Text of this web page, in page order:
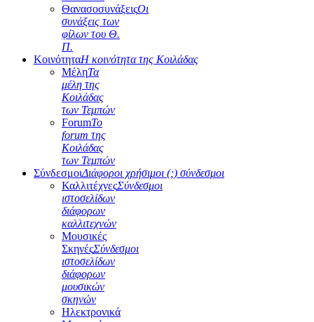
ΘανασοσυνάξειςΟι
συνάξεις των
φίλων του Θ.
Π.
ΚοινότηταΗ κοινότητα της Κοιλάδας
ΜέληΤα
μέλη της
Κοιλάδας
των Τεμπών
ForumΤο
forum της
Κοιλάδας
των Τεμπών
ΣύνδεσμοιΔιάφοροι χρήσιμοι (;) σύνδεσμοι
ΚαλλιτέχνεςΣύνδεσμοι
ιστοσελίδων
διάφορων
καλλιτεχνών
Μουσικές
ΣκηνέςΣύνδεσμοι
ιστοσελίδων
διάφορων
μουσικών
σκηνών
Ηλεκτρονικά